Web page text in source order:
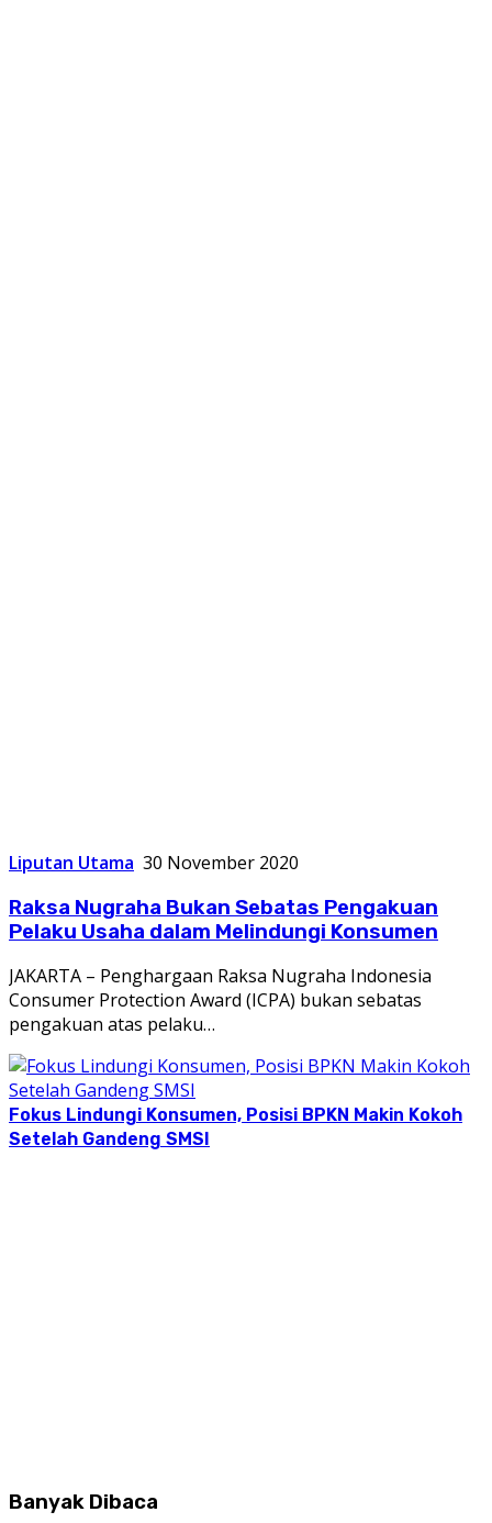
Liputan Utama 30 November 2020
Raksa Nugraha Bukan Sebatas Pengakuan
Pelaku Usaha dalam Melindungi Konsumen
JAKARTA – Penghargaan Raksa Nugraha Indonesia
Consumer Protection Award (ICPA) bukan sebatas
pengakuan atas pelaku…
Fokus Lindungi Konsumen, Posisi BPKN Makin Kokoh
Setelah Gandeng SMSI
Banyak Dibaca